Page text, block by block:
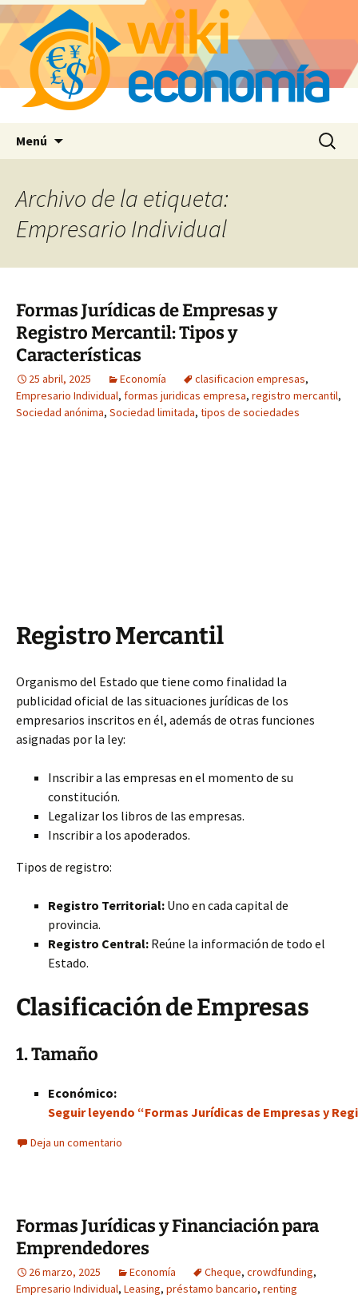
Menú Buscar:
Archivo de la etiqueta:
Empresario Individual
Formas Jurídicas de Empresas y
Registro Mercantil: Tipos y
Características
25 abril, 2025 Economía clasificacion empresas,
Empresario Individual, formas juridicas empresa, registro mercantil,
Sociedad anónima, Sociedad limitada, tipos de sociedades
Registro Mercantil
Organismo del Estado que tiene como finalidad la
publicidad oficial de las situaciones jurídicas de los
empresarios inscritos en él, además de otras funciones
asignadas por la ley:
Inscribir a las empresas en el momento de su
constitución.
Legalizar los libros de las empresas.
Inscribir a los apoderados.
Tipos de registro:
Registro Territorial: Uno en cada capital de
provincia.
Registro Central: Reúne la información de todo el
Estado.
Clasificación de Empresas
1. Tamaño
Económico:
Seguir leyendo “Formas Jurídicas de Empresas y
Deja un comentario
Formas Jurídicas y Financiación para
Emprendedores
26 marzo, 2025 Economía Cheque, crowdfunding,
Empresario Individual, Leasing, préstamo bancario, renting